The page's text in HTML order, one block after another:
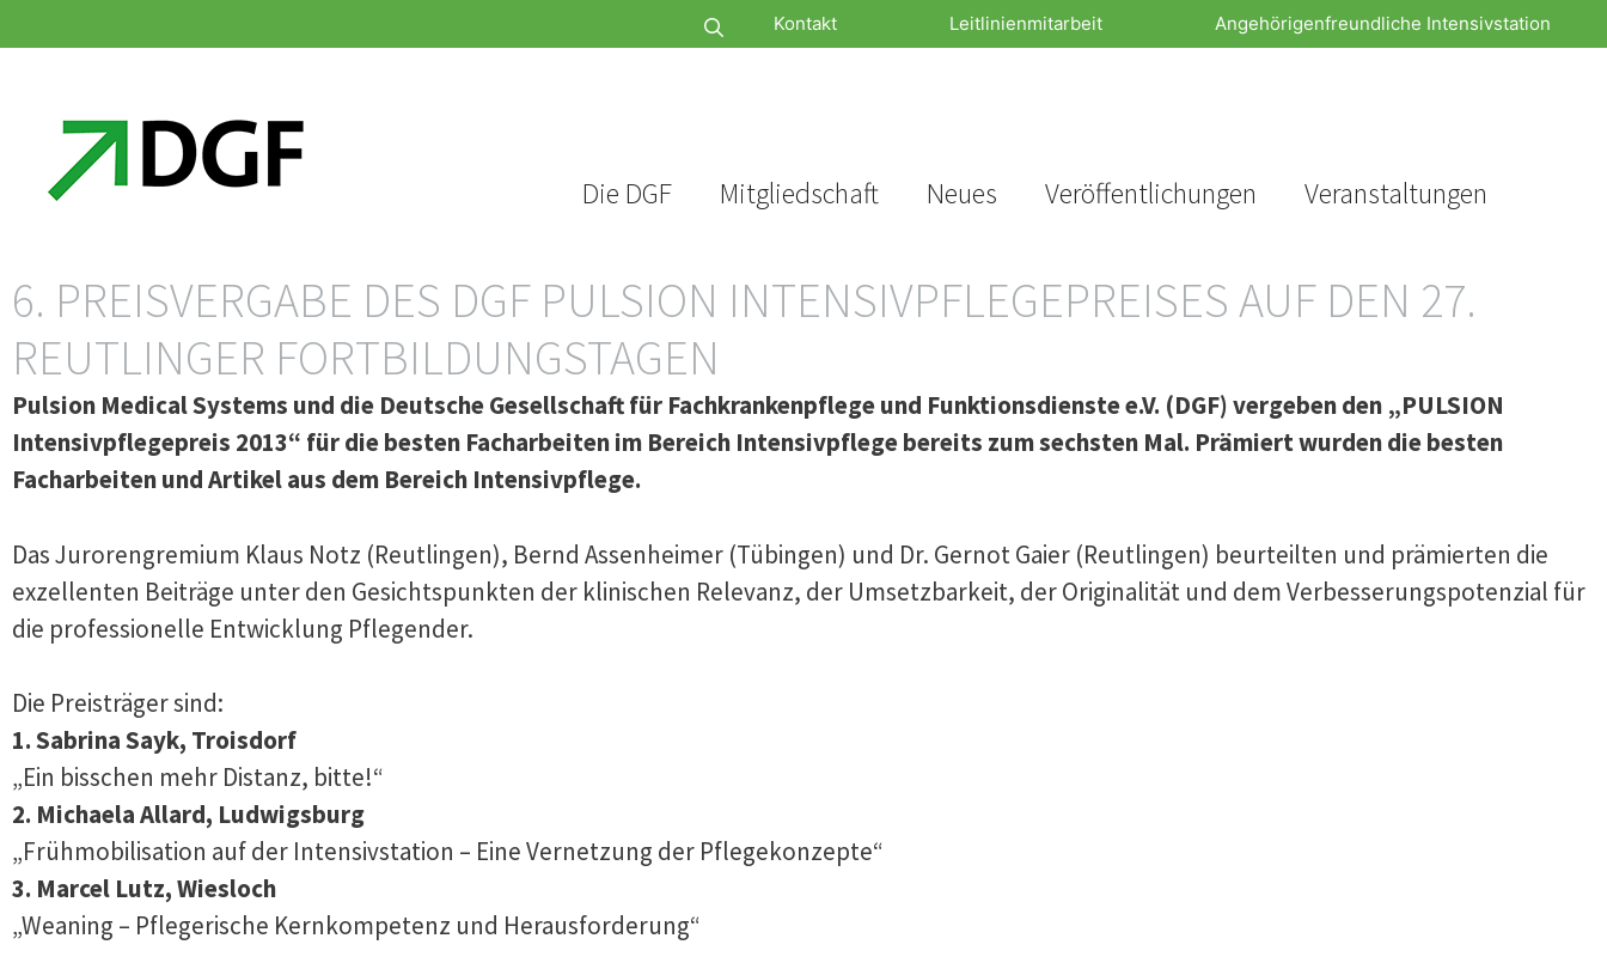
Inhalt
Inhalt
Kontakt Leitlinienmitarbeit Angehörigenfreundliche Intensivstation
Die DGF Mitgliedschaft Neues Veröffentlichungen Veranstaltungen
6. PREISVERGABE DES DGF PULSION INTENSIVPFLEGEPREISES AUF DEN 27.
REUTLINGER FORTBILDUNGSTAGEN
Pulsion Medical Systems und die Deutsche Gesellschaft für Fachkrankenpflege und Funktionsdienste e.V. (DGF) vergeben den „PULSION
Intensivpflegepreis 2013“ für die besten Facharbeiten im Bereich Intensivpflege bereits zum sechsten Mal. Prämiert wurden die besten
Facharbeiten und Artikel aus dem Bereich Intensivpflege.
Das Jurorengremium Klaus Notz (Reutlingen), Bernd Assenheimer (Tübingen) und Dr. Gernot Gaier (Reutlingen) beurteilten und prämierten die
exzellenten Beiträge unter den Gesichtspunkten der klinischen Relevanz, der Umsetzbarkeit, der Originalität und dem Verbesserungspotenzial für
die professionelle Entwicklung Pflegender.
Die Preisträger sind:
1. Sabrina Sayk, Troisdorf
„Ein bisschen mehr Distanz, bitte!“
2. Michaela Allard, Ludwigsburg
„Frühmobilisation auf der Intensivstation – Eine Vernetzung der Pflegekonzepte“
3. Marcel Lutz, Wiesloch
„Weaning – Pflegerische Kernkompetenz und Herausforderung“